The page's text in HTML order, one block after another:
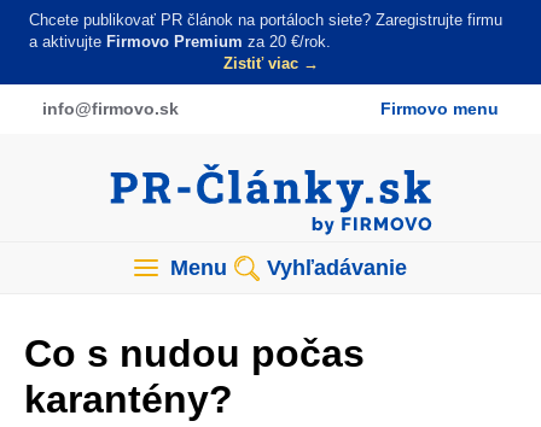
Skočiť
obsah
Chcete publikovať PR článok na portáloch siete? Zaregistrujte firmu
a aktivujte Firmovo Premium za 20 €/rok.
Zistiť viac →
info@firmovo.sk Firmovo menu
Menu Vyhľadávanie
Co s nudou počas
karantény?